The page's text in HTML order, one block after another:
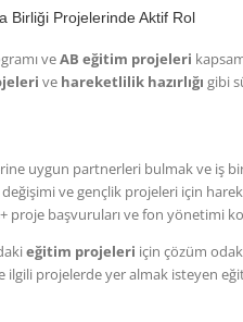
Birliği Projelerinde Aktif Rol
veAB eğitim projeleri
ve hareketlilik hazırlığı gibi
uygun partnerleri bulmak ve iş
ve gençlik projeleri için
proje başvuruları ve fon yönetimi
eğitim projeleri için çözüm
ilgili projelerde yer almak isteyen